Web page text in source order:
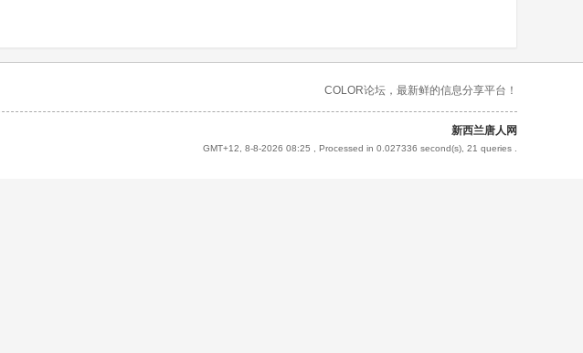
COLOR论坛，最新鲜的信息分享平台！
新西兰唐人网
GMT+12, 8-8-2026 08:25 , Processed in 0.027336 second(s), 21 queries .